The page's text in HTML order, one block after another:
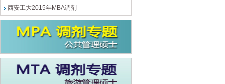
西安工大2015年MBA调剂